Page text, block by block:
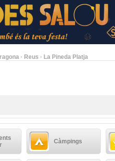
· Reus · La Pineda Platja
Càmpings